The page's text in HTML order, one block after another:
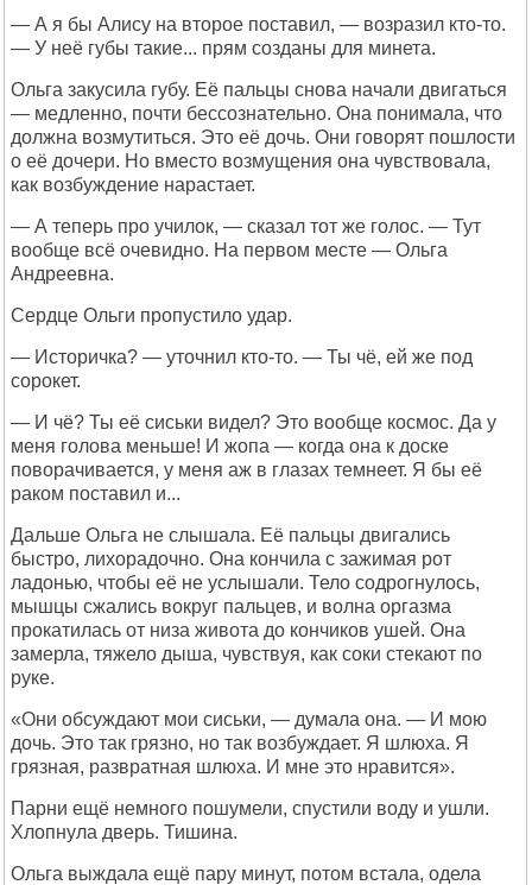
— А я бы Алису на второе поставил, — возразил кто-то.
— У неё губы такие... прям созданы для минета.
Ольга закусила губу. Её пальцы снова начали двигаться
— медленно, почти бессознательно. Она понимала, что
должна возмутиться. Это её дочь. Они говорят пошлости
о её дочери. Но вместо возмущения она чувствовала,
как возбуждение нарастает.
— А теперь про училок, — сказал тот же голос. — Тут
вообще всё очевидно. На первом месте — Ольга
Андреевна.
Сердце Ольги пропустило удар.
— Историчка? — уточнил кто-то. — Ты чё, ей же под
сорокет.
— И чё? Ты её сиськи видел? Это вообще космос. Да у
меня голова меньше! И жопа — когда она к доске
поворачивается, у меня аж в глазах темнеет. Я бы её
раком поставил и...
Дальше Ольга не слышала. Её пальцы двигались
быстро, лихорадочно. Она кончила с зажимая рот
ладонью, чтобы её не услышали. Тело содрогнулось,
мышцы сжались вокруг пальцев, и волна оргазма
прокатилась от низа живота до кончиков ушей. Она
замерла, тяжело дыша, чувствуя, как соки стекают по
руке.
«Они обсуждают мои сиськи, — думала она. — И мою
дочь. Это так грязно, но так возбуждает. Я шлюха. Я
грязная, развратная шлюха. И мне это нравится».
Парни ещё немного пошумели, спустили воду и ушли.
Хлопнула дверь. Тишина.
Ольга выждала ещё пару минут, потом встала, одела